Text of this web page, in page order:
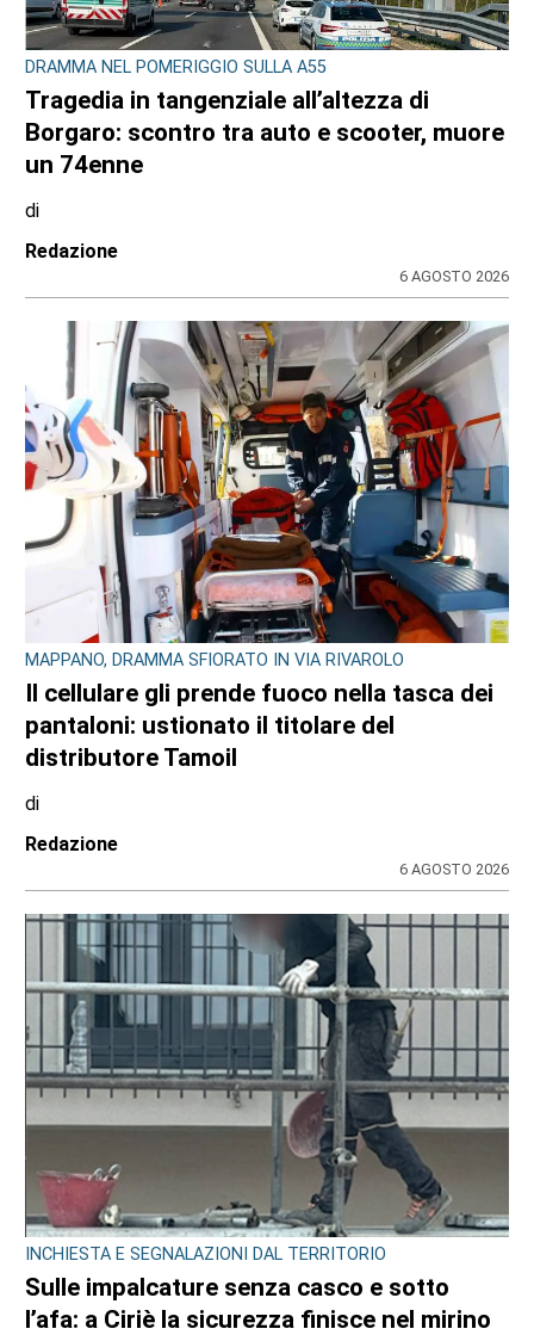
DRAMMA NEL POMERIGGIO SULLA A55
Tragedia in tangenziale all’altezza di
Borgaro: scontro tra auto e scooter, muore
un 74enne
di
Redazione
6 AGOSTO 2026
MAPPANO, DRAMMA SFIORATO IN VIA RIVAROLO
Il cellulare gli prende fuoco nella tasca dei
pantaloni: ustionato il titolare del
distributore Tamoil
di
Redazione
6 AGOSTO 2026
INCHIESTA E SEGNALAZIONI DAL TERRITORIO
Sulle impalcature senza casco e sotto
l’afa: a Ciriè la sicurezza finisce nel mirino